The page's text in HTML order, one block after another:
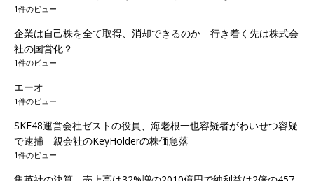
1件のビュー
企業は自己株を全て取得、消却できるのか 行き着く先は株式会
社の国営化？
1件のビュー
エーオ
1件のビュー
SKE48運営会社ゼストの役員、海老根一也容疑者がわいせつ容疑
で逮捕 親会社のKeyHolderの株価急落
1件のビュー